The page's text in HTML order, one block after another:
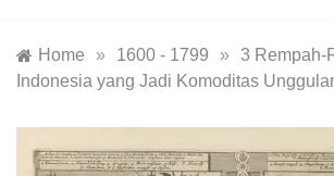
Home » 1600 - 1799 » 3 Rempah-
Indonesia yang Jadi Komoditas